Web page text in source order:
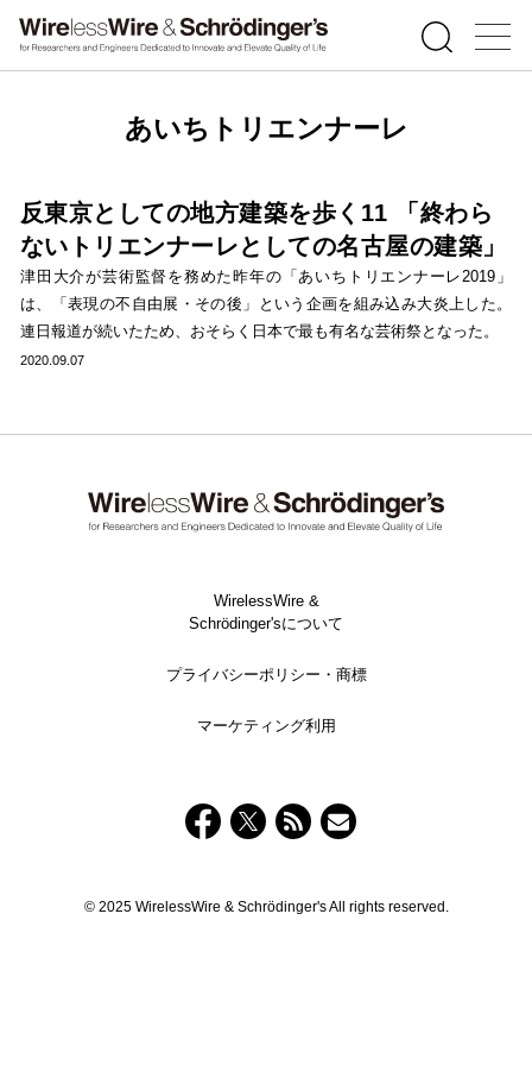
あいちトリエンナーレ
反東京としての地方建築を歩く11 「終わら
ないトリエンナーレとしての名古屋の建築」
津田大介が芸術監督を務めた昨年の「あいちトリエンナーレ2019」
は、「表現の不自由展・その後」という企画を組み込み大炎上した。
連日報道が続いたため、おそらく日本で最も有名な芸術祭となった。
2020.09.07
WirelessWire &
Schrödinger'sについて
プライバシーポリシー・商標
マーケティング利用
© 2025 WirelessWire & Schrödinger's All rights reserved.